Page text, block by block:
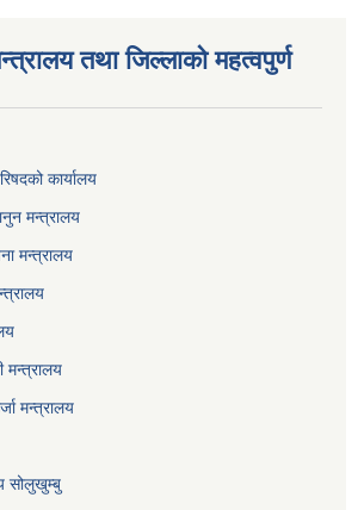
तथा जिल्लाको महत्वपुर्ण
कार्यालय
मन्त्रालय
मन्त्रालय
मन्त्रालय
मन्त्रालय
सोलुखुम्बु